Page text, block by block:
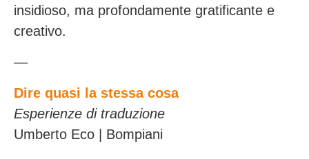
insidioso, ma profondamente gratificante e
creativo.
—
Dire quasi la stessa cosa
Esperienze di traduzione
Umberto Eco | Bompiani